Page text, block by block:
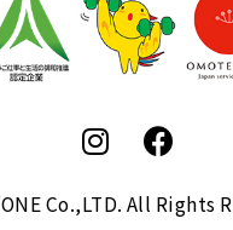
Co.,LTD. All Rights